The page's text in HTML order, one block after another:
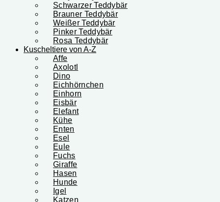
Schwarzer Teddybär
Brauner Teddybär
Weißer Teddybär
Pinker Teddybär
Rosa Teddybär
Kuscheltiere von A-Z
Affe
Axolotl
Dino
Eichhörnchen
Einhorn
Eisbär
Elefant
Kühe
Enten
Esel
Eule
Fuchs
Giraffe
Hasen
Hunde
Igel
Katzen